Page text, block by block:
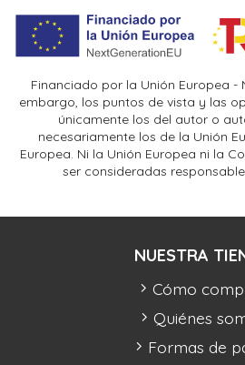
Financiado por la Unión Europea -
embargo, los puntos de vista y las
únicamente los del autor o
necesariamente los de la Unión
Europea. Ni la Unión Europea ni la
ser consideradas
NUESTRA
Cómo
Quiénes
Formas de